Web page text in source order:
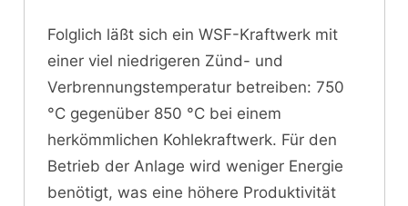
Folglich läßt sich ein WSF-Kraftwerk mit
einer viel niedrigeren Zünd- und
Verbrennungstemperatur betreiben: 750
°C gegenüber 850 °C bei einem
herkömmlichen Kohlekraftwerk. Für den
Betrieb der Anlage wird weniger Energie
benötigt, was eine höhere Produktivität